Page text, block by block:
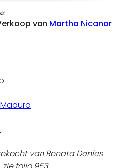
van Martha Nicanor
van Renata Danies